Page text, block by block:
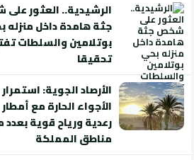
الرشيدية.. العثور
جثة هامدة داخل منزله
بوتلامين والسلطات
تحقيقا
الأرصاد الجوية: استمرار
الأجواء الحارة مع أمطار
رعدية ورياح قوية بعدد
مناطق المملكة